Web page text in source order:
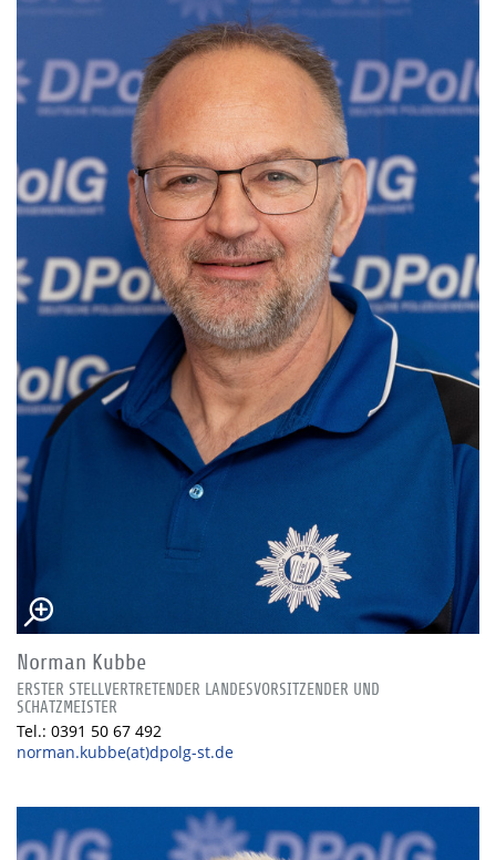
Norman Kubbe
ERSTER STELLVERTRETENDER LANDESVORSITZENDER UND
SCHATZMEISTER
Tel.: 0391 50 67 492
norman.kubbe(at)dpolg-st.de